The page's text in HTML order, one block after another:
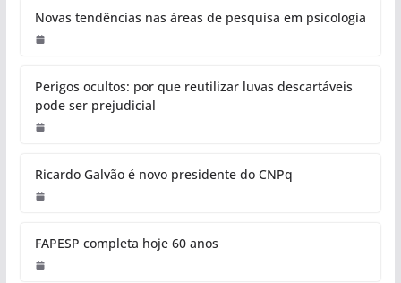
Novas tendências nas áreas de pesquisa em psicologia
Perigos ocultos: por que reutilizar luvas descartáveis
pode ser prejudicial
Ricardo Galvão é novo presidente do CNPq
FAPESP completa hoje 60 anos